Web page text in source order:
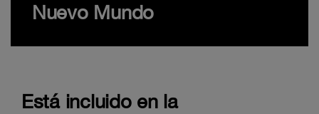
Nuevo Mundo
Está incluido en la